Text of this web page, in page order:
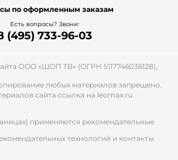
по оформленным заказам
Есть вопросы? Звони:
(495) 733-96-03
ООО «ШОП ТВ» (ОГРН 5117746036128),
любых материалов запрещено.
сайта ссылка на leomax.ru
применяются рекомендательные
технологий и контакты